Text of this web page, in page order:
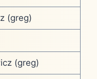
(greg)
(greg)